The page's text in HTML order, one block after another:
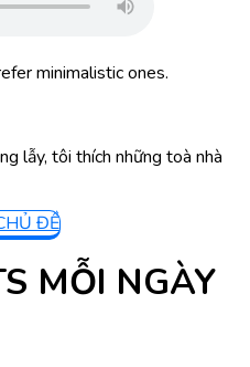
minimalistic ones.
lẫy, tôi thích những toà nhà
ĐỀ
MỖI NGÀY